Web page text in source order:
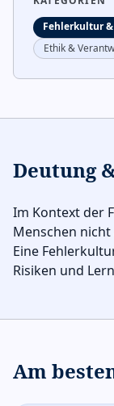
Fehlerkultur
Ethik &
Deutung
Im Kontext der
Menschen
Eine
Risiken und
Am